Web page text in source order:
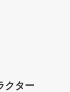
クター